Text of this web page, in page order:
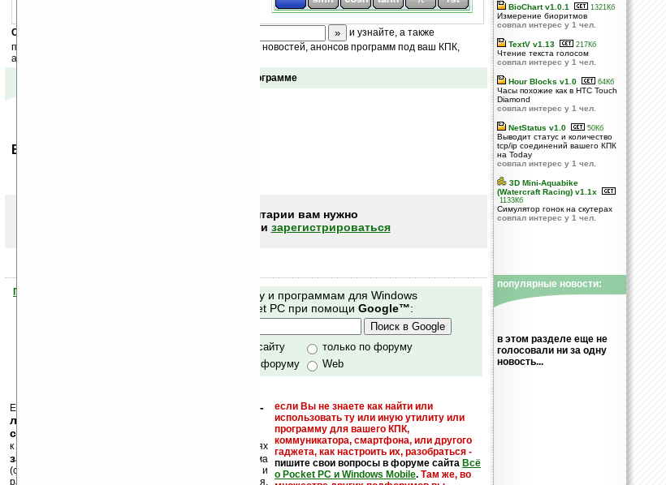
Скоро
и узнайте, а также
получайте ежедневный или еженедельный дайджест новостей, анонсов программ под ваш КПК,
акций сайта на ваш почтовый ящик.
Отзывы о программе
Ваше мнение будет первым.
Чтобы писать комментарии вам нужно
или зарегистрироваться
Помогите Ладошкам стать лучше
Поиск по сайту и программам для Windows
Mobile и Pocket PC при помощи Google™:
только по сайту
только по форуму
по сайту и форуму
Web
Еще раз обращаем внимание, что
кейгены, кряки -
лекарства, серийные номера, ключи и
ссылки на варезные сайты
если Вы не знаете как найти или
использовать ту или иную утилиту или
программу для вашего КПК,
коммуникатора, смартфона, или другого
гаджета, как настроить их, разобраться -
пишите свои вопросы в форуме сайта Всё
о Pocket PC и Windows Mobile. Там же, во
к публикации на нашем сайте в комментариях
запрещены
, как и несанкционированная реклама
(спам). Мы поддерживаем авторов программ и
развитие легального программного обеспечения.
BioChart v1.0.1 1321Кб
Измерение биоритмов
совпал интерес у 1 чел.
TextV v1.13 217Кб
Чтение текста голосом
совпал интерес у 1 чел.
Hour Blocks v1.0 64Кб
Часы похожие как в HTC Touch
Diamond
совпал интерес у 1 чел.
NetStatus v1.0 50Кб
Выводит статус и количество
tcp/ip соединений вашего КПК
на Today
совпал интерес у 1 чел.
3D Mini-Aquabike
(Watercraft Racing) v1.1x
1133Кб
Симулятор гонок на скутерах
совпал интерес у 1 чел.
популярные новости:
в этом разделе еще не
голосовали ни за одну
новость...